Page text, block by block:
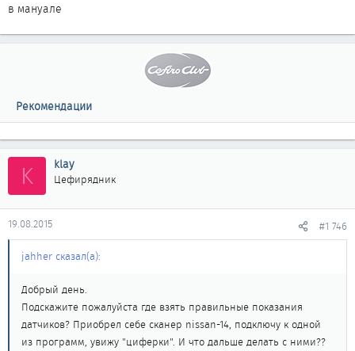
в мануале
Рекомендации
K klay
Цефирядник
19.08.2015 #1 746
jahher сказал(а):
Добрый день.
Подскажите пожалуйста где взять правильные показания
датчиков? Приобрел себе сканер nissan-14, подключу к одной
из программ, увижу "циферки". И что дальше делать с ними??